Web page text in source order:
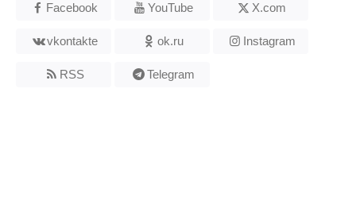
Facebook YouTube X.com
vkontakte ok.ru Instagram
RSS Telegram